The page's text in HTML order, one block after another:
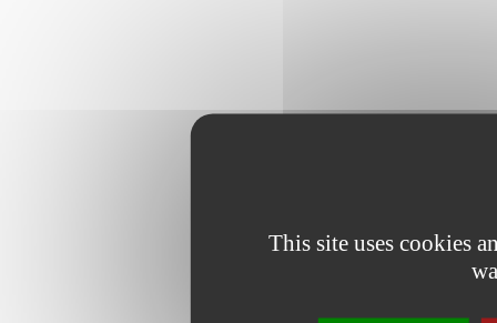
This site uses cookies